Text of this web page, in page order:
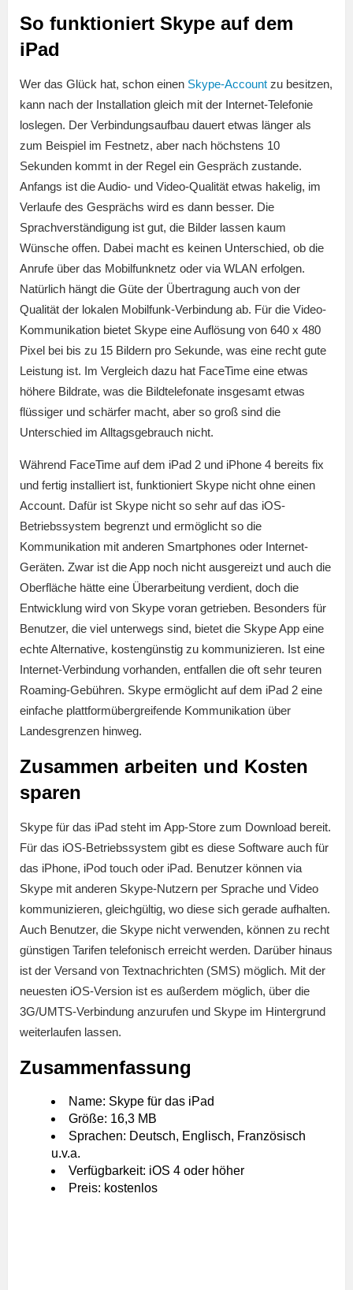
So funktioniert Skype auf dem
iPad
Wer das Glück hat, schon einen Skype-Account zu besitzen,
kann nach der Installation gleich mit der Internet-Telefonie
loslegen. Der Verbindungsaufbau dauert etwas länger als
zum Beispiel im Festnetz, aber nach höchstens 10
Sekunden kommt in der Regel ein Gespräch zustande.
Anfangs ist die Audio- und Video-Qualität etwas hakelig, im
Verlaufe des Gesprächs wird es dann besser. Die
Sprachverständigung ist gut, die Bilder lassen kaum
Wünsche offen. Dabei macht es keinen Unterschied, ob die
Anrufe über das Mobilfunknetz oder via WLAN erfolgen.
Natürlich hängt die Güte der Übertragung auch von der
Qualität der lokalen Mobilfunk-Verbindung ab. Für die Video-
Kommunikation bietet Skype eine Auflösung von 640 x 480
Pixel bei bis zu 15 Bildern pro Sekunde, was eine recht gute
Leistung ist. Im Vergleich dazu hat FaceTime eine etwas
höhere Bildrate, was die Bildtelefonate insgesamt etwas
flüssiger und schärfer macht, aber so groß sind die
Unterschied im Alltagsgebrauch nicht.
Während FaceTime auf dem iPad 2 und iPhone 4 bereits fix
und fertig installiert ist, funktioniert Skype nicht ohne einen
Account. Dafür ist Skype nicht so sehr auf das iOS-
Betriebssystem begrenzt und ermöglicht so die
Kommunikation mit anderen Smartphones oder Internet-
Geräten. Zwar ist die App noch nicht ausgereizt und auch die
Oberfläche hätte eine Überarbeitung verdient, doch die
Entwicklung wird von Skype voran getrieben. Besonders für
Benutzer, die viel unterwegs sind, bietet die Skype App eine
echte Alternative, kostengünstig zu kommunizieren. Ist eine
Internet-Verbindung vorhanden, entfallen die oft sehr teuren
Roaming-Gebühren. Skype ermöglicht auf dem iPad 2 eine
einfache plattformübergreifende Kommunikation über
Landesgrenzen hinweg.
Zusammen arbeiten und Kosten
sparen
Skype für das iPad steht im App-Store zum Download bereit.
Für das iOS-Betriebssystem gibt es diese Software auch für
das iPhone, iPod touch oder iPad. Benutzer können via
Skype mit anderen Skype-Nutzern per Sprache und Video
kommunizieren, gleichgültig, wo diese sich gerade aufhalten.
Auch Benutzer, die Skype nicht verwenden, können zu recht
günstigen Tarifen telefonisch erreicht werden. Darüber hinaus
ist der Versand von Textnachrichten (SMS) möglich. Mit der
neuesten iOS-Version ist es außerdem möglich, über die
3G/UMTS-Verbindung anzurufen und Skype im Hintergrund
weiterlaufen lassen.
Zusammenfassung
Name: Skype für das iPad
Größe: 16,3 MB
Sprachen: Deutsch, Englisch, Französisch
u.v.a.
Verfügbarkeit: iOS 4 oder höher
Preis: kostenlos